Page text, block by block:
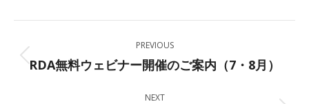
Facebook
X
LinkedInWhatsApp
navigation
PREVIOUS
Previous
RDA無料ウェビナー開催のご案内（7・8月）
NEXT